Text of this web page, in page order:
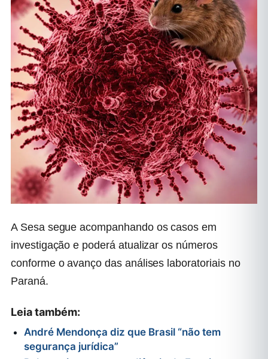
A Sesa segue acompanhando os casos em
investigação e poderá atualizar os números
conforme o avanço das análises laboratoriais no
Paraná.
Leia também:
André Mendonça diz que Brasil “não tem
segurança jurídica”